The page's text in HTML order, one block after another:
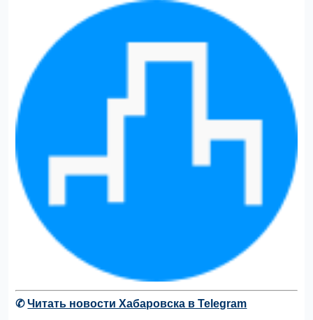
✆Читать новости Хабаровска в Telegram